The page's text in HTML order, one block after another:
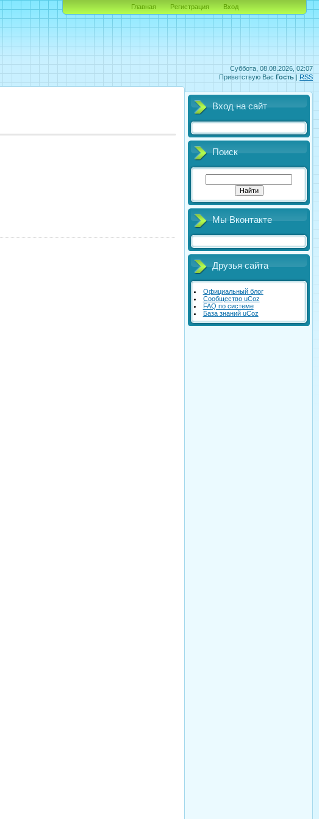
Суббота, 08.08.2026, 02:07
Приветствую Вас Гость | RSS
Главная Регистрация Вход
Вход на сайт
Поиск
Мы Вконтакте
Друзья сайта
Официальный блог
Сообщество uCoz
FAQ по системе
База знаний uCoz